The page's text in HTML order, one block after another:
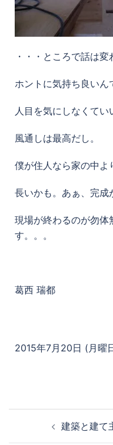
・・・ところで話は変
ホントに気持ち良いん
人目を気にしなくてい
風通しは最高だし。
僕が住人なら家の中よ
長いかも。あぁ、完成
現場が終わるのが勿体
す。。。
葛西 瑞都
2015年7月20日 (月曜
建築と建て